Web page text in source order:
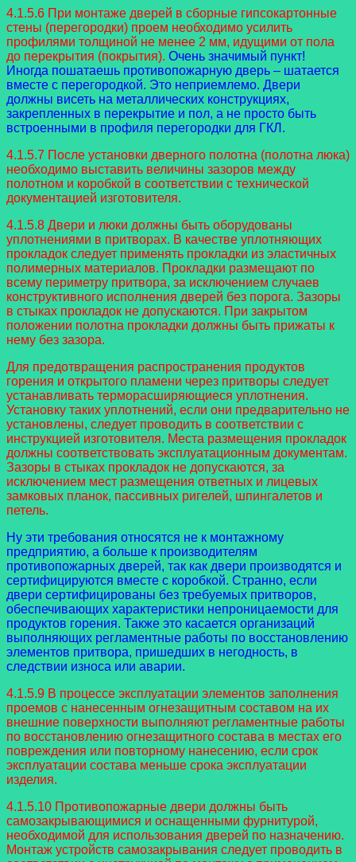
4.1.5.6 При монтаже дверей в сборные гипсокартонные
стены (перегородки) проем необходимо усилить
профилями толщиной не менее 2 мм, идущими от пола
до перекрытия (покрытия). Очень значимый пункт!
Иногда пошатаешь противопожарную дверь – шатается
вместе с перегородкой. Это неприемлемо. Двери
должны висеть на металлических конструкциях,
закрепленных в перекрытие и пол, а не просто быть
встроенными в профиля перегородки для ГКЛ.
4.1.5.7 После установки дверного полотна (полотна люка)
необходимо выставить величины зазоров между
полотном и коробкой в соответствии с технической
документацией изготовителя.
4.1.5.8 Двери и люки должны быть оборудованы
уплотнениями в притворах. В качестве уплотняющих
прокладок следует применять прокладки из эластичных
полимерных материалов. Прокладки размещают по
всему периметру притвора, за исключением случаев
конструктивного исполнения дверей без порога. Зазоры
в стыках прокладок не допускаются. При закрытом
положении полотна прокладки должны быть прижаты к
нему без зазора.
Для предотвращения распространения продуктов
горения и открытого пламени через притворы следует
устанавливать терморасширяющиеся уплотнения.
Установку таких уплотнений, если они предварительно не
установлены, следует проводить в соответствии с
инструкцией изготовителя. Места размещения прокладок
должны соответствовать эксплуатационным документам.
Зазоры в стыках прокладок не допускаются, за
исключением мест размещения ответных и лицевых
замковых планок, пассивных ригелей, шпингалетов и
петель.
Ну эти требования относятся не к монтажному
предприятию, а больше к производителям
противопожарных дверей, так как двери производятся и
сертифицируются вместе с коробкой. Странно, если
двери сертифицированы без требуемых притворов,
обеспечивающих характеристики непроницаемости для
продуктов горения. Также это касается организаций
выполняющих регламентные работы по восстановлению
элементов притвора, пришедших в негодность, в
следствии износа или аварии.
4.1.5.9 В процессе эксплуатации элементов заполнения
проемов с нанесенным огнезащитным составом на их
внешние поверхности выполняют регламентные работы
по восстановлению огнезащитного состава в местах его
повреждения или повторному нанесению, если срок
эксплуатации состава меньше срока эксплуатации
изделия.
4.1.5.10 Противопожарные двери должны быть
самозакрывающимися и оснащенными фурнитурой,
необходимой для использования дверей по назначению.
Монтаж устройств самозакрывания следует проводить в